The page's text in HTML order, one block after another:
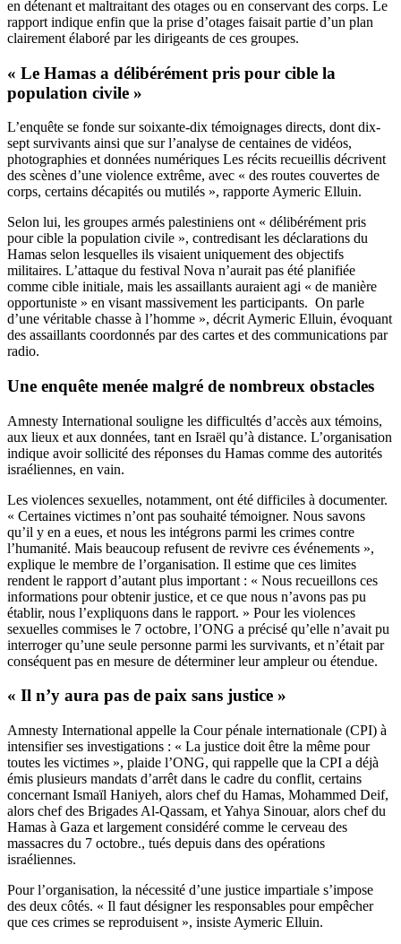
en détenant et maltraitant des otages ou en conservant des corps. Le
rapport indique enfin que la prise d’otages faisait partie d’un plan
clairement élaboré par les dirigeants de ces groupes.
« Le Hamas a délibérément pris pour cible la
population civile »
L’enquête se fonde sur soixante-dix témoignages directs, dont dix-
sept survivants ainsi que sur l’analyse de centaines de vidéos,
photographies et données numériques Les récits recueillis décrivent
des scènes d’une violence extrême, avec « des routes couvertes de
corps, certains décapités ou mutilés », rapporte Aymeric Elluin.
Selon lui, les groupes armés palestiniens ont « délibérément pris
pour cible la population civile », contredisant les déclarations du
Hamas selon lesquelles ils visaient uniquement des objectifs
militaires. L’attaque du festival Nova n’aurait pas été planifiée
comme cible initiale, mais les assaillants auraient agi « de manière
opportuniste » en visant massivement les participants. On parle
d’une véritable chasse à l’homme », décrit Aymeric Elluin, évoquant
des assaillants coordonnés par des cartes et des communications par
radio.
Une enquête menée malgré de nombreux obstacles
Amnesty International souligne les difficultés d’accès aux témoins,
aux lieux et aux données, tant en Israël qu’à distance. L’organisation
indique avoir sollicité des réponses du Hamas comme des autorités
israéliennes, en vain.
Les violences sexuelles, notamment, ont été difficiles à documenter.
« Certaines victimes n’ont pas souhaité témoigner. Nous savons
qu’il y en a eues, et nous les intégrons parmi les crimes contre
l’humanité. Mais beaucoup refusent de revivre ces événements »,
explique le membre de l’organisation. Il estime que ces limites
rendent le rapport d’autant plus important : « Nous recueillons ces
informations pour obtenir justice, et ce que nous n’avons pas pu
établir, nous l’expliquons dans le rapport. » Pour les violences
sexuelles commises le 7 octobre, l’ONG a précisé qu’elle n’avait pu
interroger qu’une seule personne parmi les survivants, et n’était par
conséquent pas en mesure de déterminer leur ampleur ou étendue.
« Il n’y aura pas de paix sans justice »
Amnesty International appelle la Cour pénale internationale (CPI) à
intensifier ses investigations : « La justice doit être la même pour
toutes les victimes », plaide l’ONG, qui rappelle que la CPI a déjà
émis plusieurs mandats d’arrêt dans le cadre du conflit, certains
concernant Ismaïl Haniyeh, alors chef du Hamas, Mohammed Deif,
alors chef des Brigades Al-Qassam, et Yahya Sinouar, alors chef du
Hamas à Gaza et largement considéré comme le cerveau des
massacres du 7 octobre., tués depuis dans des opérations
israéliennes.
Pour l’organisation, la nécessité d’une justice impartiale s’impose
des deux côtés. « Il faut désigner les responsables pour empêcher
que ces crimes se reproduisent », insiste Aymeric Elluin.